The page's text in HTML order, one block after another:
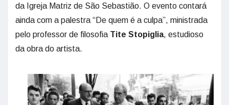
da Igreja Matriz de São Sebastião. O evento contará
ainda com a palestra “De quem é a culpa”, ministrada
pelo professor de filosofia Tite Stopiglia, estudioso
da obra do artista.